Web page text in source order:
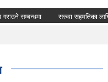
सम्बन्धमा सरुवा सहमतिका